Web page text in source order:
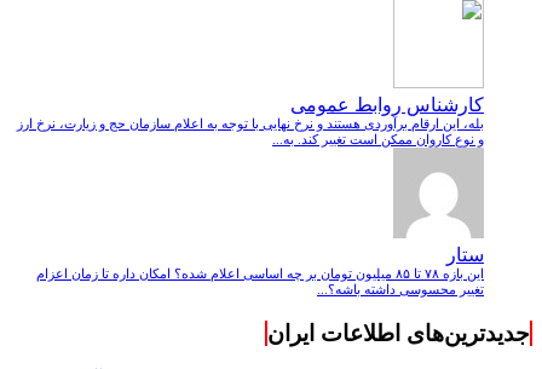
کارشناس روابط عمومی
بله، این ارقام برآوردی هستند و نرخ نهایی با توجه به اعلام سازمان حج و زیارت، نرخ ارز
و نوع کاروان ممکن است تغییر کند. به...
ستار
این بازه ۷۸ تا ۸۵ میلیون تومان بر چه اساسی اعلام شده؟ امکان داره تا زمان اعزام
تغییر محسوسی داشته باشه؟...
جدیدترین‌های اطلاعات ایران